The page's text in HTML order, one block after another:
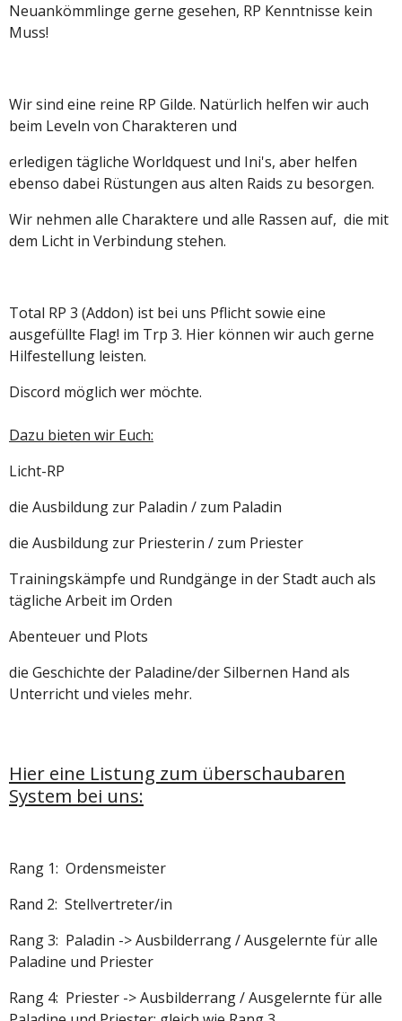
Neuankömmlinge gerne gesehen, RP Kenntnisse kein
Muss!
Wir sind eine reine RP Gilde. Natürlich helfen wir auch
beim Leveln von Charakteren und
erledigen tägliche Worldquest und Ini's, aber helfen
ebenso dabei Rüstungen aus alten Raids zu besorgen.
Wir nehmen alle Charaktere und alle Rassen auf, die mit
dem Licht in Verbindung stehen.
Total RP 3 (Addon) ist bei uns Pflicht sowie eine
ausgefüllte Flag! im Trp 3. Hier können wir auch gerne
Hilfestellung leisten.
Discord möglich wer möchte.
Dazu bieten wir Euch:
Licht-RP
die Ausbildung zur Paladin / zum Paladin
die Ausbildung zur Priesterin / zum Priester
Trainingskämpfe und Rundgänge in der Stadt auch als
tägliche Arbeit im Orden
Abenteuer und Plots
die Geschichte der Paladine/der Silbernen Hand als
Unterricht und vieles mehr.
Hier eine Listung zum überschaubaren
System bei uns:
Rang 1: Ordensmeister
Rand 2: Stellvertreter/in
Rang 3: Paladin -> Ausbilderrang / Ausgelernte für alle
Paladine und Priester
Rang 4: Priester -> Ausbilderrang / Ausgelernte für alle